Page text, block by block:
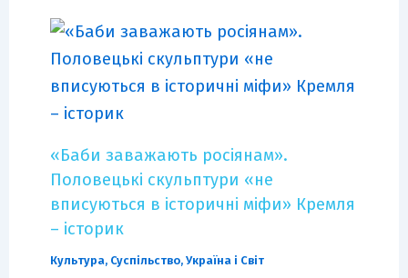
«Баби заважають росіянам».
Половецькі скульптури «не
вписуються в історичні міфи» Кремля
– історик
Культура, Суспільство,Україна і Світ